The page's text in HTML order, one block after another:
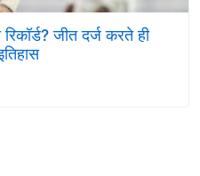
जीत दर्ज करते ही